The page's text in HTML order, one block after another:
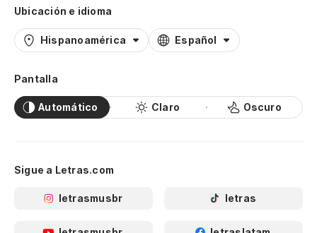
Ubicación e idioma
Hispanoamérica Español
Pantalla
Automático Claro Oscuro
Sigue a Letras.com
letrasmusbr letras